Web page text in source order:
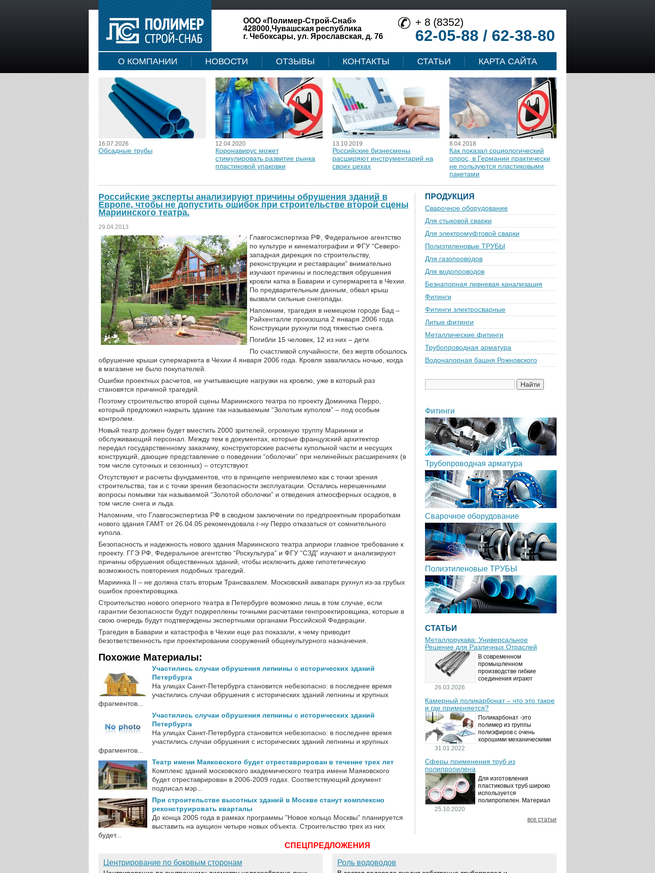
ООО «Полимер-Строй-Снаб»
428000,Чувашская республика
г. Чебоксары, ул. Ярославская, д. 76
+ 8 (8352)
62-05-88 / 62-38-80
О КОМПАНИИ НОВОСТИ ОТЗЫВЫ КОНТАКТЫ СТАТЬИ КАРТА САЙТА
16.07.2026
Обсадные трубы
12.04.2020
Коронавирус может
стимулировать развитие рынка
пластиковой упаковки
13.10.2019
Российские бизнесмены
расширяют инструментарий на
своих цехах
8.04.2018
Как показал социологический
опрос, в Германии практически
не пользуются пластиковыми
пакетами
Российские эксперты анализируют причины обрушения зданий в
Европе, чтобы не допустить ошибок при строительстве второй сцены
Мариинского театра.
29.04.2013
Главгосэкспертиза РФ, Федеральное агентство
по культуре и кинематографии и ФГУ “Северо-
западная дирекция по строительству,
реконструкции и реставрации” внимательно
изучают причины и последствия обрушения
кровли катка в Баварии и супермаркета в Чехии.
По предварительным данным, обвал крыш
вызвали сильные снегопады.
Напомним, трагедия в немецком городе Бад –
Райхенталле произошла 2 января 2006 года.
Конструкции рухнули под тяжестью снега.
Погибли 15 человек, 12 из них – дети.
По счастливой случайности, без жертв обошлось
обрушение крыши супермаркета в Чехии 4 января 2006 года. Кровля завалилась ночью, когда
в магазине не было покупателей.
Ошибки проектных расчетов, не учитывающие нагрузки на кровлю, уже в который раз
становятся причиной трагедий.
Поэтому строительство второй сцены Мариинского театра по проекту Доминика Перро,
который предложил накрыть здание так называемым “Золотым куполом” – под особым
контролем.
Новый театр должен будет вместить 2000 зрителей, огромную труппу Мариинки и
обслуживающий персонал. Между тем в документах, которые французский архитектор
передал государственному заказчику, конструкторские расчеты купольной части и несущих
конструкций, дающие представление о поведении “оболочки” при нелинейных расширениях (в
том числе суточных и сезонных) – отсутствуют.
Отсутствуют и расчеты фундаментов, что в принципе неприемлемо как с точки зрения
строительства, так и с точки зрения безопасности эксплуатации. Остались нерешенными
вопросы помывки так называемой “Золотой оболочки” и отведения атмосферных осадков, в
том числе снега и льда.
Напомним, что Главгосэкспертиза РФ в сводном заключении по предпроектным проработкам
нового здания ГАМТ от 26.04.05 рекомендовала г-ну Перро отказаться от сомнительного
купола.
Безопасность и надежность нового здания Мариинского театра априори главное требование к
проекту. ГГЭ РФ, Федеральное агентство “Роскультура” и ФГУ “СЗД” изучают и анализируют
причины обрушения общественных зданий, чтобы исключить даже гипотетическую
возможность повторения подобных трагедий.
Мариинка II – не должна стать вторым Трансваалем. Московский аквапарк рухнул из-за грубых
ошибок проектировщика.
Строительство нового оперного театра в Петербурге возможно лишь в том случае, если
гарантии безопасности будут подкреплены точными расчетами генпроектировщика, которые в
свою очередь будут подтверждены экспертными органами Российской Федерации.
Трагедия в Баварии и катастрофа в Чехии еще раз показали, к чему приводит
безответственность при проектировании сооружений общекультурного назначения.
Похожие Материалы:
Участились случаи обрушения лепнины с исторических зданий
Петербурга
На улицах Санкт-Петербурга становится небезопасно: в последнее время
участились случаи обрушения с исторических зданий лепнины и крупных
фрагментов...
Участились случаи обрушения лепнины с исторических зданий
Петербурга
На улицах Санкт-Петербурга становится небезопасно: в последнее время
участились случаи обрушения с исторических зданий лепнины и крупных
фрагментов...
Театр имени Маяковского будет отреставрирован в течение трех лет
Комплекс зданий московского академического театра имени Маяковского
будет отреставрирован в 2006-2009 годах. Соответствующий документ
подписал мэр...
При строительстве высотных зданий в Москве станут комплексно
реконструировать кварталы
До конца 2005 года в рамках программы "Новое кольцо Москвы" планируется
выставить на аукцион четыре новых объекта. Строительство трех из них
будет...
ПРОДУКЦИЯ
Сварочное оборудование
Для стыковой сварки
Для электромуфтовой сварки
Полиэтиленовые ТРУБЫ
Для газопроводов
Для водопроводов
Безнапорная ливневая канализация
Фитинги
Фитинги электросварные
Литые фитинги
Металлические фитинги
Трубопроводная арматура
Водонапорная башня Рожновского
Фитинги
Трубопроводная арматура
Сварочное оборудование
Полиэтиленовые ТРУБЫ
СТАТЬИ
Металлорукава: Универсальное
Решение для Различных Отраслей
26.03.2026
В современном
промышленном
производстве гибкие
соединения играют
безопасности
технологических процессов.
Металлорукава
представляют собой
универсальные...
Камерный поликарбонат – что это такое
и где применяется?
31.01.2022
Поликарбонат -это
полимер из группы
полиэфиров с очень
хорошими механическими
аморфный, с хорошей
высокой прозрачностью
материал идеально
подходит для...
Сферы применения труб из
полипропилена
25.10.2020
Для изготовления
пластиковых труб широко
используется
полипропилен. Материал
невосприимчив к коррозии,
все статьи
СПЕЦПРЕДЛОЖЕНИЯ
Центрирование по боковым сторонам Роль водоводов